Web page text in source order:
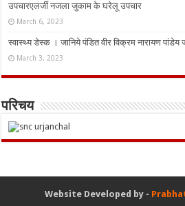
उपचारएलर्जी नजला जुकाम के घरेलू उपचार
March 6, 2023
स्वास्थ्य डेस्क । जानिये पंडित वीर विक्रम नारायण
March 3, 2023
परिचय
Website Developed by -